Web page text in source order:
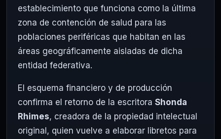
establecimiento que funciona como la última
zona de contención de salud para las
poblaciones periféricas que habitan en las
áreas geográficamente aisladas de dicha
entidad federativa.
El esquema financiero y de producción
confirma el retorno de la escritora Shonda
Rhimes, creadora de la propiedad intelectual
original, quien vuelve a elaborar libretos para